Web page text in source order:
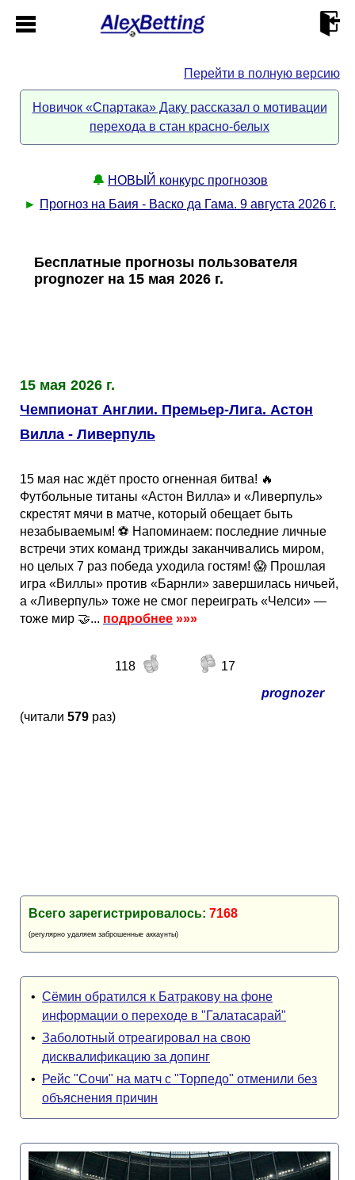
Всё о сайте
Партнёрка
Вакансии
Реклама
RSS
Лига Чемпионов
Лига Европы
Лига Конференций
Чемпионат Мира
Чемпионат Европы
Кубок Мира (отбор)
Кубок Европы (отбор)
Поиск команд
Расчёт системы
На что ставят?
Telegram Bot
Telegram Bot
Перейти в полную версию
Новичок «Спартака» Даку рассказал о мотивации
перехода в стан красно-белых
🔔 НОВЫЙ конкурс прогнозов
► Прогноз на Баия - Васко да Гама. 9 августа 2026 г.
Бесплатные прогнозы пользователя
prognozer на 15 мая 2026 г.
15 мая 2026 г.
Чемпионат Англии. Премьер-Лига. Астон
Вилла - Ливерпуль
15 мая нас ждёт просто огненная битва! 🔥
Футбольные титаны «Астон Вилла» и «Ливерпуль»
скрестят мячи в матче, который обещает быть
незабываемым! ⚽️ Напоминаем: последние личные
встречи этих команд трижды заканчивались миром,
но целых 7 раз победа уходила гостям! 😱 Прошлая
игра «Виллы» против «Барнли» завершилась ничьей,
а «Ливерпуль» тоже не смог переиграть «Челси» —
тоже мир 🤝... подробнее »»»
118
17
prognozer
(читали 579 раз)
Всего зарегистрировалось: 7168
(регулярно удаляем заброшенные аккаунты)
• Сёмин обратился к Батракову на фоне
информации о переходе в "Галатасарай"
• Заболотный отреагировал на свою
дисквалификацию за допинг
•
Рейс "Сочи" на матч с "Торпедо" отменили без
объяснения причин